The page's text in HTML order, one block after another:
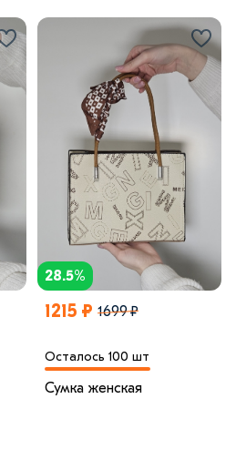
28.5%
1215 ₽ 1699 ₽
Осталось 100 шт
Сумка женская